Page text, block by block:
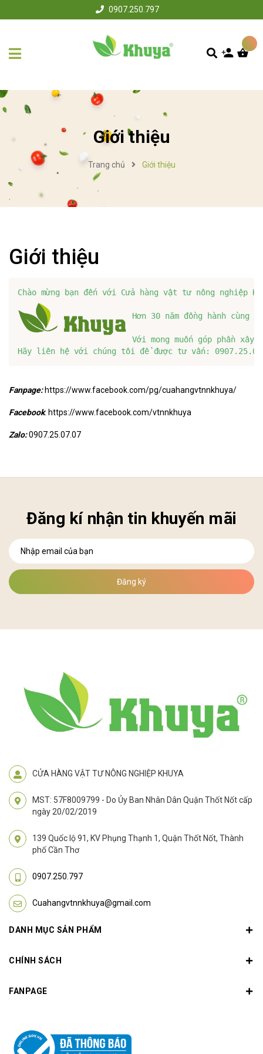
0907.250.797
Giới thiệu
Trang chủ Giới thiệu
Giới thiệu
Hơn 30 năm đồng hành
Với mong muốn góp phần
Hãy liên hệ với chúng tôi để được tư vấn:
Fanpage: https://www.facebook.com/pg/cuahangvtnnkhuya/
Facebook: https://www.facebook.com/vtnnkhuya
Zalo:0907.25.07.07
Đăng kí nhận tin khuyến mãi
Đăng ký
CỬA HÀNG VẬT TƯ NÔNG NGHIỆP KHUYA
MST: 57F8009799 - Do Ủy Ban Nhân Dân Quận Thốt Nốt cấp
ngày 20/02/2019
139 Quốc lộ 91, KV Phụng Thạnh 1, Quận Thốt Nốt, Thành
phố Cần Thơ
0907.250.797
Cuahangvtnnkhuya@gmail.com
DANH MỤC SẢN PHẨM
CHÍNH SÁCH
FANPAGE